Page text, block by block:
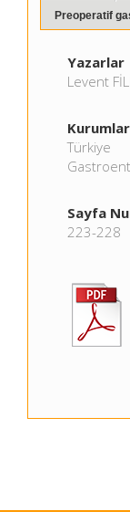
Preoperatif
Yazarlar
Levent
Kurumlar
Sayfa
223-228